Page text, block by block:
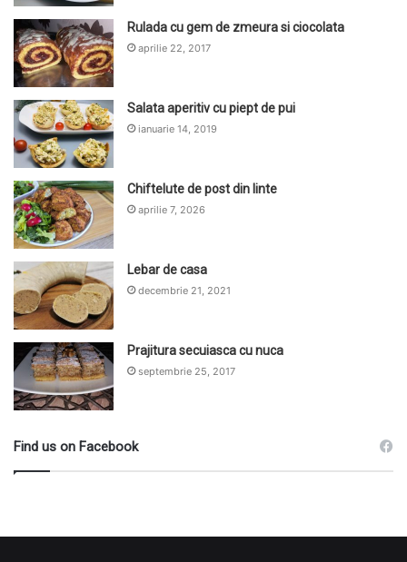
Rulada cu gem de zmeura si ciocolata
aprilie 22, 2017
Salata aperitiv cu piept de pui
ianuarie 14, 2019
Chiftelute de post din linte
aprilie 7, 2026
Lebar de casa
decembrie 21, 2021
Prajitura secuiasca cu nuca
septembrie 25, 2017
Find us on Facebook